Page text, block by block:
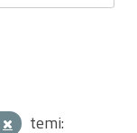
temi: